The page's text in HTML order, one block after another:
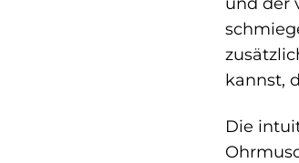
kannst,
Die